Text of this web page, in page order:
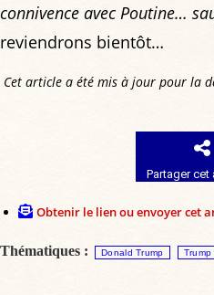
connivence avec Poutine…
reviendrons bientôt…
Cet article a été mis à jour pour la
Partager cet
Obtenir le lien ou envoyer cet
Thématiques : Donald Trump